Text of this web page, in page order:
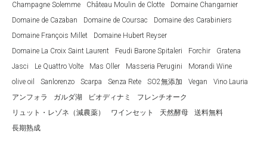
Champagne Solemme
Château Moulin de Clotte
Domaine Changarnier
Domaine de Cazaban
Domaine de Coursac
Domaine des Carabiniers
Domaine François Millet
Domaine Hubert Reyser
Domaine La Croix Saint Laurent
Feudi Barone Spitaleri Forchir
Gratena
Jasci
Le Quattro Volte Mas Oller Masseria Perugini
Morandi Wine
olive oil
Sanlorenzo Scarpa Senza Rete SO2無添加 Vegan
Vino Lauria
アンフォラ
ガルダ湖 ビオディナミ
フレンチオーク
リュット・レゾネ（減農薬）
ワインセット 天然酵母
送料無料
長期熟成